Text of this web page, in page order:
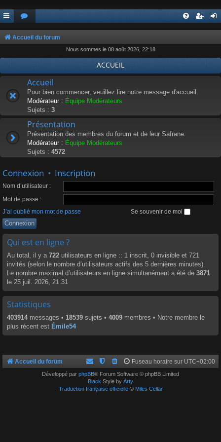
Accueil du forum
Nous sommes le 08 août 2026, 22:18
ACCUEIL
Accueil
Pour bien commencer, veuillez lire notre message d'accueil.
Modérateur : Équipe Modérateurs
Sujets : 3
Présentation
Présentation des membres du forum et de leur Safrane.
Modérateur : Équipe Modérateurs
Sujets : 4572
Connexion • Inscription
Nom d’utilisateur :
Mot de passe :
J’ai oublié mon mot de passe
Se souvenir de moi
Qui est en ligne ?
Au total, il y a 722 utilisateurs en ligne :: 1 inscrit, 0 invisible et 721
invités (selon le nombre d’utilisateurs actifs des 5 dernières minutes)
Le nombre maximal d’utilisateurs en ligne simultanément a été de 3871
le 25 juil. 2026, 21:31
Statistiques
403914 messages • 18539 sujets • 4009 membres • Notre membre le
plus récent est Émile54
Accueil du forum Fuseau horaire sur UTC+02:00
Développé par phpBB® Forum Software © phpBB Limited
Black Style by Arty
Traduction française officielle© Miles Cellar